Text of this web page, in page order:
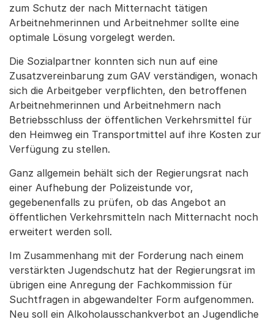
zum Schutz der nach Mitternacht tätigen
Arbeitnehmerinnen und Arbeitnehmer sollte eine
optimale Lösung vorgelegt werden.
Die Sozialpartner konnten sich nun auf eine
Zusatzvereinbarung zum GAV verständigen, wonach
sich die Arbeitgeber verpflichten, den betroffenen
Arbeitnehmerinnen und Arbeitnehmern nach
Betriebsschluss der öffentlichen Verkehrsmittel für
den Heimweg ein Transportmittel auf ihre Kosten zur
Verfügung zu stellen.
Ganz allgemein behält sich der Regierungsrat nach
einer Aufhebung der Polizeistunde vor,
gegebenenfalls zu prüfen, ob das Angebot an
öffentlichen Verkehrsmitteln nach Mitternacht noch
erweitert werden soll.
Im Zusammenhang mit der Forderung nach einem
verstärkten Jugendschutz hat der Regierungsrat im
übrigen eine Anregung der Fachkommission für
Suchtfragen in abgewandelter Form aufgenommen.
Neu soll ein Alkoholausschankverbot an Jugendliche